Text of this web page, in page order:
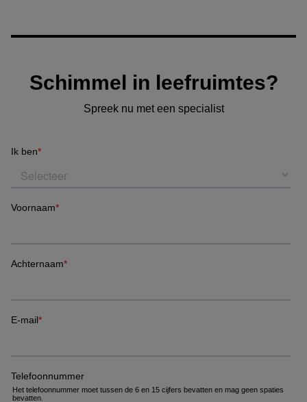
Schimmel in leefruimtes?
Spreek nu met een specialist